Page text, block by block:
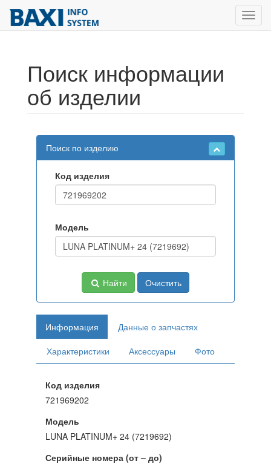
Поиск информации
об изделии
Поиск по изделию
Код изделия
Модель
Найти Очистить
Информация
Данные о запчастях
Характеристики
Аксессуары Фото
Код изделия
721969202
Модель
LUNA PLATINUM+ 24 (7219692)
Серийные номера (от – до)